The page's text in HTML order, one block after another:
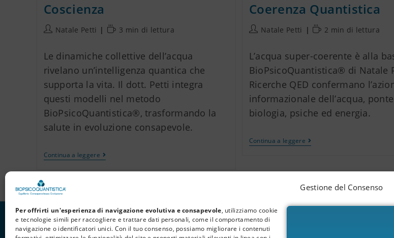
Gestione del Consenso
Per offrirti un'esperienza di navigazione evolutiva e consapevole, utilizziamo cookie
e tecnologie simili per raccogliere e trattare dati personali, come il comportamento di
navigazione o identificatori unici. Con il tuo consenso, possiamo migliorare i contenuti
Coscienza
Natale Petti 3 min di lettura
Le dinamiche collettive dell’acqua
rivelano un’intelligenza quantica che
supporta la vita. Il dott. Petti integra
questi modelli nel metodo
BioPsicoQuantistica®, trasformando la
salute in evoluzione consapevole.
Continua a leggere
Coerenza Quantistica
Natale Petti 2 min di lettura
L’acqua super-coerente è alla
BioPsicoQuantistica® di Natale
Ricerche QED confermano
informazionale dell’acqua,
biologia, psiche ed energia.
Continua a leggere